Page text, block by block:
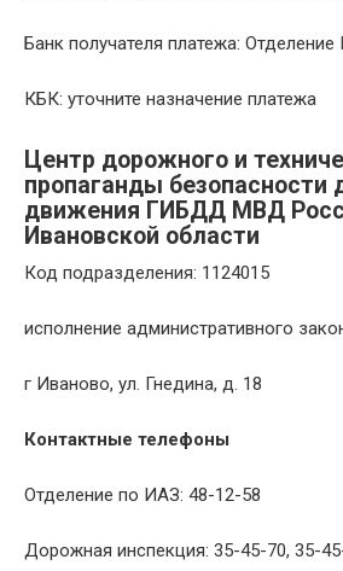
Банк получателя платежа:
КБК: уточните назначение платежа
Центр дорожного и
пропаганды безопасности
движения ГИБДД МВД
Ивановской области
Код подразделения: 1124015
исполнение административного
г Иваново, ул. Гнедина, д. 18
Контактные телефоны
Отделение по ИАЗ: 48-12-58
Дорожная инспекция: 35-45-70, 35-